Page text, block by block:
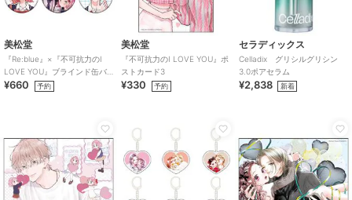
美松堂
『Re:blue』×『不可抗力のI
LOVE YOU』ブラインド缶バ
ッジ（全6種）
¥660 予約
美松堂
『不可抗力のI LOVE YOU』ポ
ストカード3
¥330 予約
セラディックス
Celladix グリシルグリシン
3.0ポアセラム
¥2,838 新着